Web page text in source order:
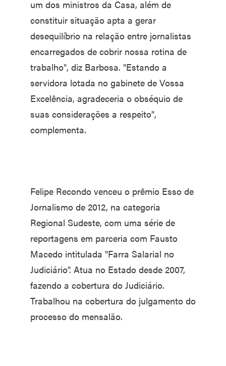
um dos ministros da Casa, além de
constituir situação apta a gerar
desequilíbrio na relação entre jornalistas
encarregados de cobrir nossa rotina de
trabalho", diz Barbosa. "Estando a
servidora lotada no gabinete de Vossa
Excelência, agradeceria o obséquio de
suas considerações a respeito",
complementa.
Felipe Recondo venceu o prêmio Esso de
Jornalismo de 2012, na categoria
Regional Sudeste, com uma série de
reportagens em parceria com Fausto
Macedo intitulada "Farra Salarial no
Judiciário". Atua no Estado desde 2007,
fazendo a cobertura do Judiciário.
Trabalhou na cobertura do julgamento do
processo do mensalão.